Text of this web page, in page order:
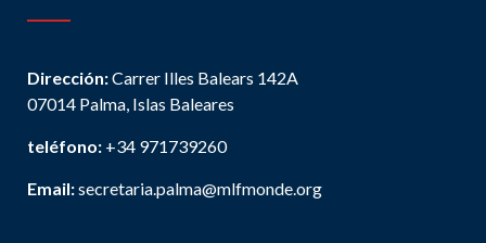
Dirección:Carrer Illes Balears 142A
07014 Palma, Islas Baleares
teléfono: +34 971739260
Email:secretaria.palma@mlfmonde.org